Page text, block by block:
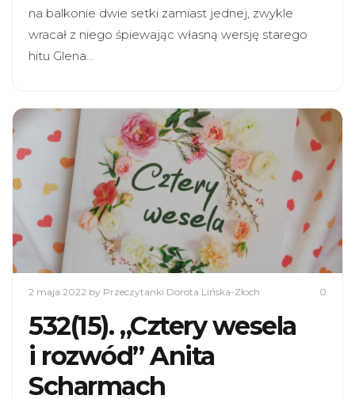
na balkonie dwie setki zamiast jednej, zwykle
wracał z niego śpiewając własną wersję starego
hitu Glena…
2 maja 2022 by Przeczytanki Dorota Lińska-Złoch 0
532(15). „Cztery wesela
i rozwód” Anita
Scharmach